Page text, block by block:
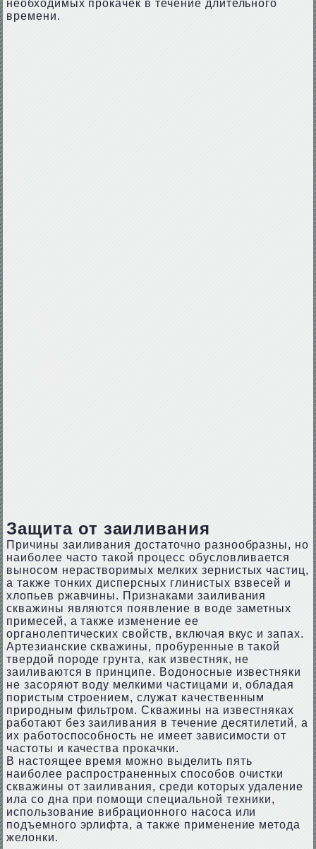
необходимых прокачек в течение длительного
времени.
Защита от заиливания
Причины заиливания достаточно разнообразны, но
наиболее часто такой процесс обусловливается
выносом нерастворимых мелких зернистых частиц,
а также тонких дисперсных глинистых взвесей и
хлопьев ржавчины. Признаками заиливания
скважины являются появление в воде заметных
примесей, а также изменение ее
органолептических свойств, включая вкус и запах.
Артезианские скважины, пробуренные в такой
твердой породе грунта, как известняк, не
заиливаются в принципе. Водоносные известняки
не засоряют воду мелкими частицами и, обладая
пористым строением, служат качественным
природным фильтром. Скважины на известняках
работают без заиливания в течение десятилетий, а
их работоспособность не имеет зависимости от
частоты и качества прокачки.
В настоящее время можно выделить пять
наиболее распространенных способов очистки
скважины от заиливания, среди которых удаление
ила со дна при помощи специальной техники,
использование вибрационного насоса или
подъемного эрлифта, а также применение метода
желонки.